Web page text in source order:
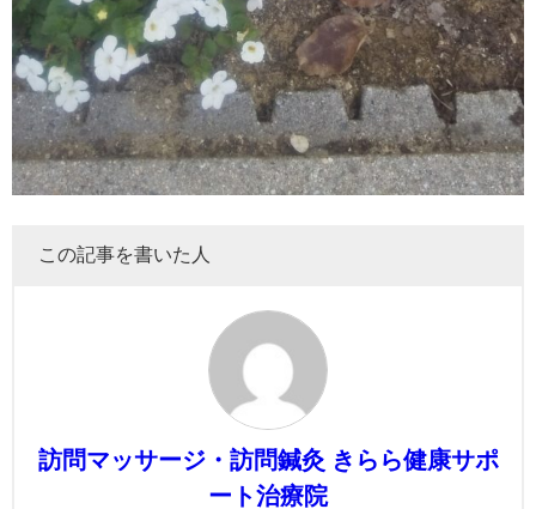
この記事を書いた人
訪問マッサージ・訪問鍼灸 きらら健康サポ
ート治療院